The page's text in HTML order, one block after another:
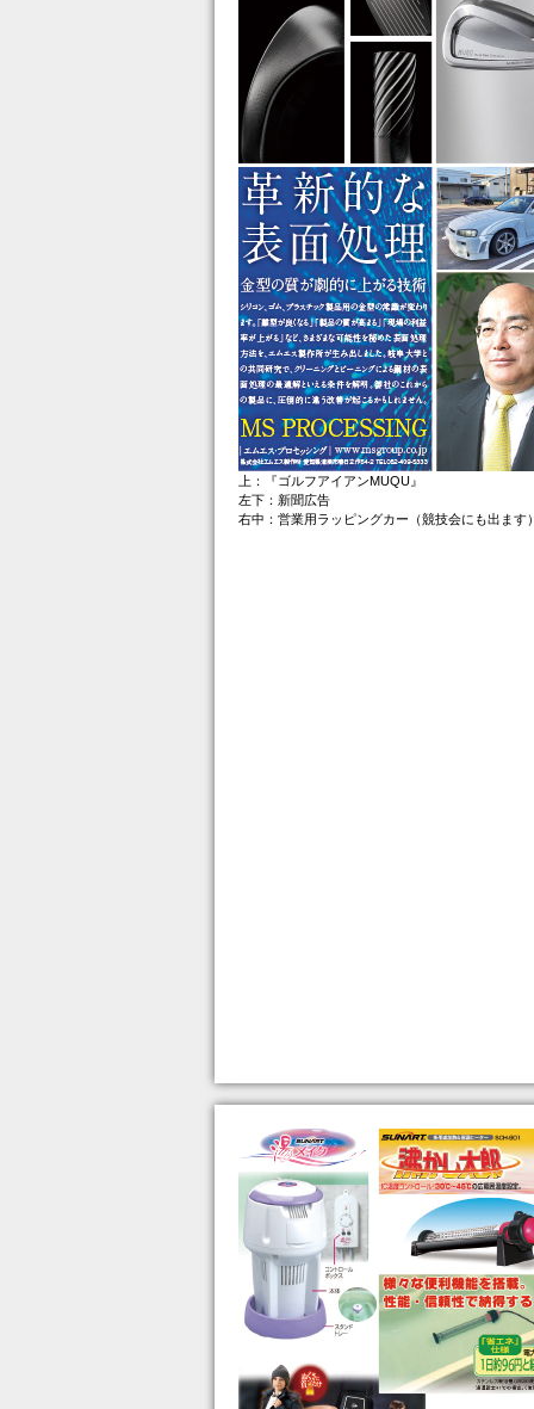
上：『ゴルフアイアンMUQU』
左下：新聞広告
右中：営業用ラッピングカー（競技会にも出ます